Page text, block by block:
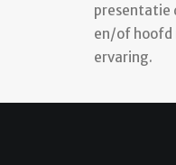
presentatie
en/of hoofd
ervaring.